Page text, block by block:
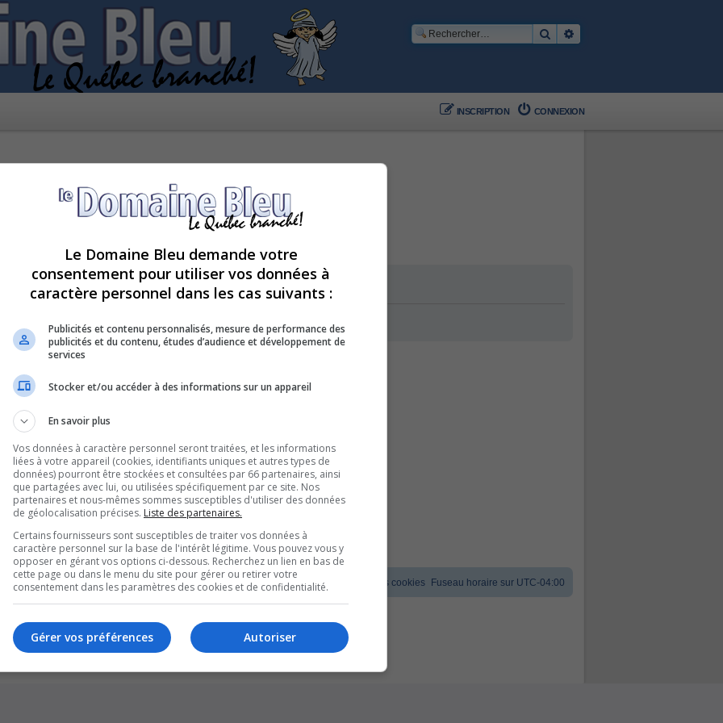
Rechercher
CONNEXION
INSCRIPTION
Fuseau horaire sur UTC-04:00
Supprimer les cookies
Style version: 1.1.8
Développé parphpBB
® Forum Software © phpBB Limited
Traduction française officielle©Qiaeru
Le Domaine Bleu demande votre
consentement pour utiliser vos données à
caractère personnel dans les cas suivants :
Publicités et contenu personnalisés, mesure de performance des
publicités et du contenu, études d’audience et développement de
services
Stocker et/ou accéder à des informations sur un appareil
En savoir plus
Vos données à caractère personnel seront traitées, et les informations
liées à votre appareil (cookies, identifiants uniques et autres types de
données) pourront être stockées et consultées par 66 partenaires, ainsi
que partagées avec lui, ou utilisées spécifiquement par ce site. Nos
partenaires et nous-mêmes sommes susceptibles d'utiliser des données
de géolocalisation précises. Liste des partenaires.
Certains fournisseurs sont susceptibles de traiter vos données à
caractère personnel sur la base de l'intérêt légitime. Vous pouvez vous y
opposer en gérant vos options ci-dessous. Recherchez un lien en bas de
cette page ou dans le menu du site pour gérer ou retirer votre
consentement dans les paramètres des cookies et de confidentialité.
Autoriser
Gérer vos préférences